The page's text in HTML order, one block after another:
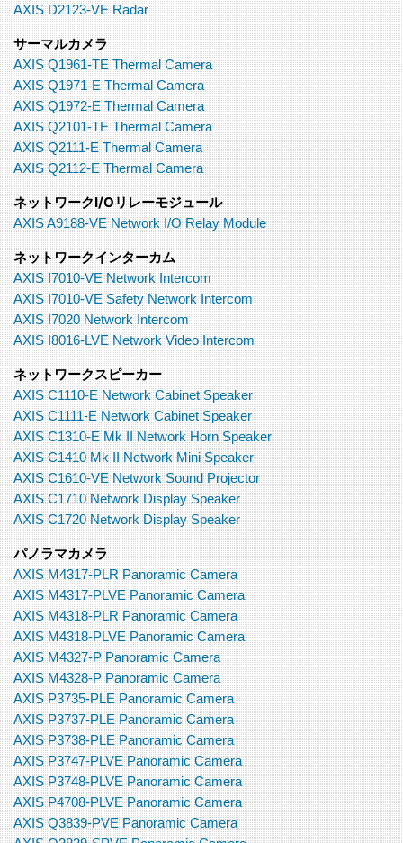
AXIS D2123-VE Radar
サーマルカメラ
AXIS Q1961-TE Thermal Camera
AXIS Q1971-E Thermal Camera
AXIS Q1972-E Thermal Camera
AXIS Q2101-TE Thermal Camera
AXIS Q2111-E Thermal Camera
AXIS Q2112-E Thermal Camera
ネットワークI/Oリレーモジュール
AXIS A9188-VE Network I/O Relay Module
ネットワークインターカム
AXIS I7010-VE Network Intercom
AXIS I7010-VE Safety Network Intercom
AXIS I7020 Network Intercom
AXIS I8016-LVE Network Video Intercom
ネットワークスピーカー
AXIS C1110-E Network Cabinet Speaker
AXIS C1111-E Network Cabinet Speaker
AXIS C1310-E Mk II Network Horn Speaker
AXIS C1410 Mk II Network Mini Speaker
AXIS C1610-VE Network Sound Projector
AXIS C1710 Network Display Speaker
AXIS C1720 Network Display Speaker
パノラマカメラ
AXIS M4317-PLR Panoramic Camera
AXIS M4317-PLVE Panoramic Camera
AXIS M4318-PLR Panoramic Camera
AXIS M4318-PLVE Panoramic Camera
AXIS M4327-P Panoramic Camera
AXIS M4328-P Panoramic Camera
AXIS P3735-PLE Panoramic Camera
AXIS P3737-PLE Panoramic Camera
AXIS P3738-PLE Panoramic Camera
AXIS P3747-PLVE Panoramic Camera
AXIS P3748-PLVE Panoramic Camera
AXIS P4708-PLVE Panoramic Camera
AXIS Q3839-PVE Panoramic Camera